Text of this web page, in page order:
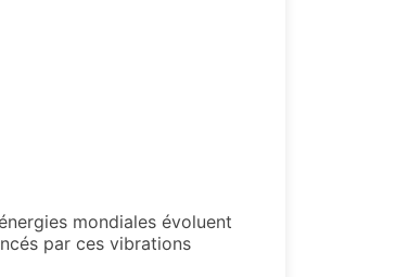
mondiales évoluent
par ces vibrations